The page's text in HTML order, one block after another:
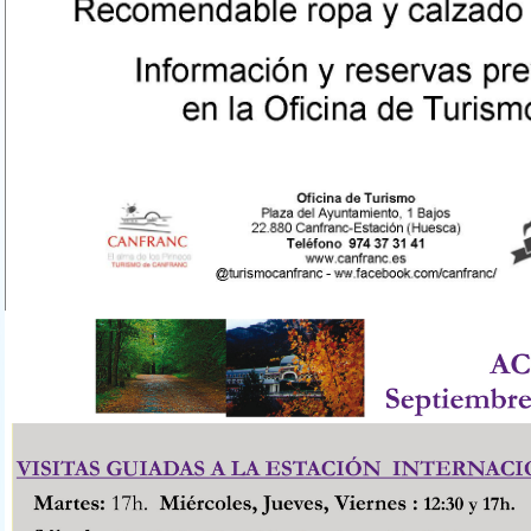
boletin_sepetiembre_-_octubre.jpg